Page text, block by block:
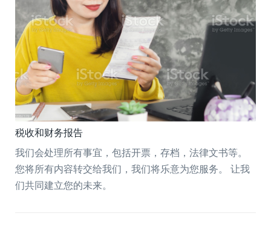
税收和财务报告
我们会处理所有事宜，包括开票，存档，法律文书等。
您将所有内容转交给我们，我们将乐意为您服务。 让我
们共同建立您的未来。